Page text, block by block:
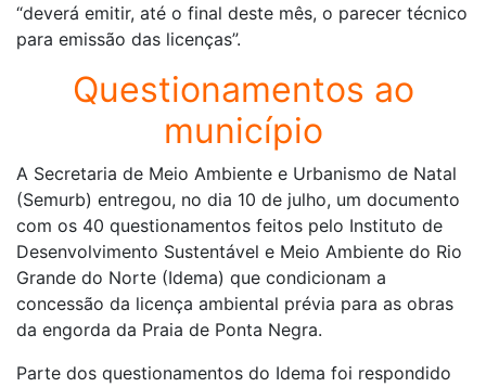
“deverá emitir, até o final deste mês, o parecer técnico
para emissão das licenças”.
Questionamentos ao
município
A Secretaria de Meio Ambiente e Urbanismo de Natal
(Semurb) entregou, no dia 10 de julho, um documento
com os 40 questionamentos feitos pelo Instituto de
Desenvolvimento Sustentável e Meio Ambiente do Rio
Grande do Norte (Idema) que condicionam a
concessão da licença ambiental prévia para as obras
da engorda da Praia de Ponta Negra.
Parte dos questionamentos do Idema foi respondido